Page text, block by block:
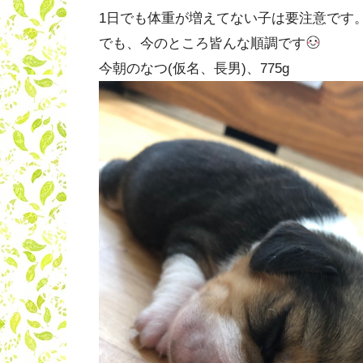
1日でも体重が増えてない子は要注意です
でも、今のところ皆んな順調です
今朝のなつ(仮名、長男)、775g